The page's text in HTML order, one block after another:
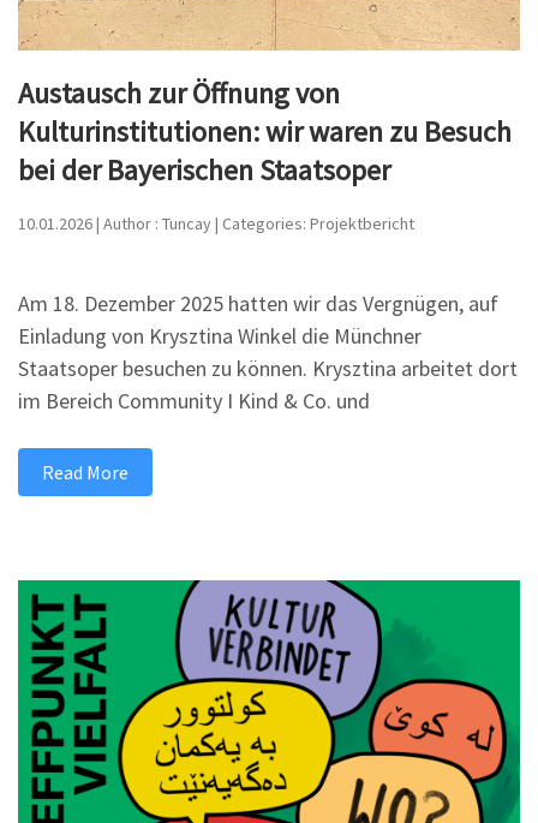
Austausch zur Öffnung von
Kulturinstitutionen: wir waren zu Besuch
bei der Bayerischen Staatsoper
10.01.2026 | Author : Tuncay | Categories: Projektbericht
Am 18. Dezember 2025 hatten wir das Vergnügen, auf
Einladung von Krysztina Winkel die Münchner
Staatsoper besuchen zu können. Krysztina arbeitet dort
im Bereich Community I Kind & Co. und
Read More